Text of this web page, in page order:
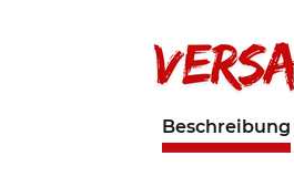
Beschreibung